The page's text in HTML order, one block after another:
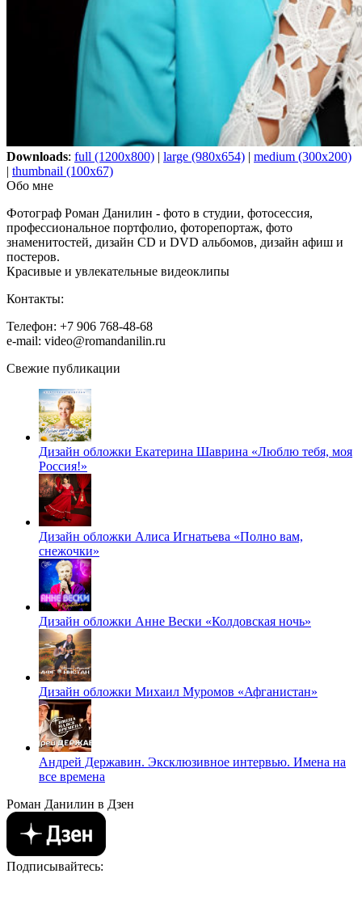
Downloads: full (1200x800) | large (980x654) | medium (300x200)
| thumbnail (100x67)
Обо мне
Фотограф Роман Данилин - фото в студии, фотосессия,
профессиональное портфолио, фоторепортаж, фото
знаменитостей, дизайн CD и DVD альбомов, дизайн афиш и
постеров.
Красивые и увлекательные видеоклипы
Контакты:
Телефон: +7 906 768-48-68
e-mail: video@romandanilin.ru
Свежие публикации
Дизайн обложки Екатерина Шаврина «Люблю тебя, моя
Россия!»
Дизайн обложки Алиса Игнатьева «Полно вам,
снежочки»
Дизайн обложки Анне Вески «Колдовская ночь»
Дизайн обложки Михаил Муромов «Афганистан»
Андрей Державин. Эксклюзивное интервью. Имена на
все времена
Роман Данилин в Дзен
Подписывайтесь: